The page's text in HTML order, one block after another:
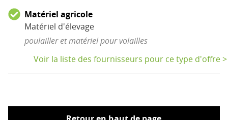
Matériel agricole
Matériel d'élevage
poulailler et matériel pour volailles
Voir la liste des fournisseurs pour ce type d'offre >